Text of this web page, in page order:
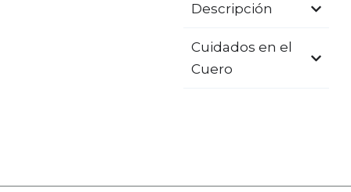
Descripción
Cuidados en el
Cuero